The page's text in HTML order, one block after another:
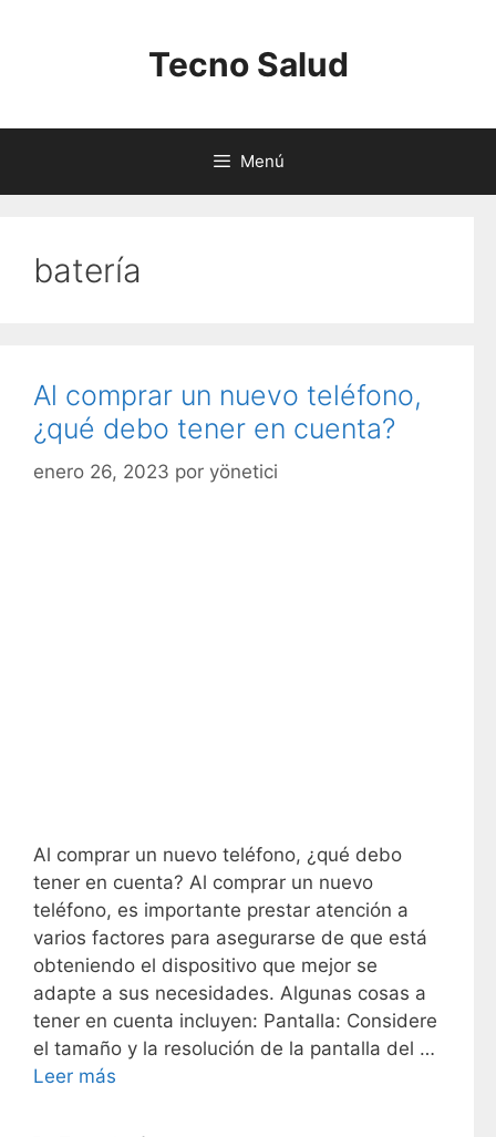
Tecno Salud
Menú
batería
Al comprar un nuevo teléfono,
¿qué debo tener en cuenta?
enero 26, 2023 por yönetici
Al comprar un nuevo teléfono, ¿qué debo
tener en cuenta? Al comprar un nuevo
teléfono, es importante prestar atención a
varios factores para asegurarse de que está
obteniendo el dispositivo que mejor se
adapte a sus necesidades. Algunas cosas a
tener en cuenta incluyen: Pantalla: Considere
el tamaño y la resolución de la pantalla del …
Leer más